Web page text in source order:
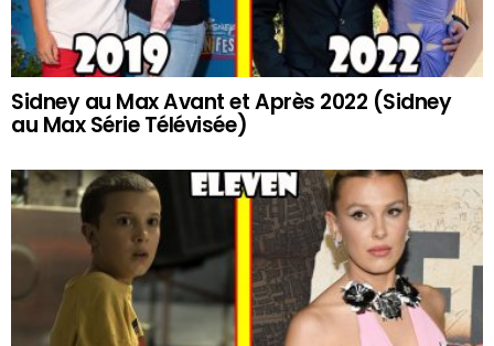
Sidney au Max Avant et Après 2022 (Sidney
au Max Série Télévisée)